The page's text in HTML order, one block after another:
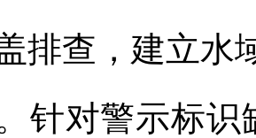
排查，建立水
针对警示标识